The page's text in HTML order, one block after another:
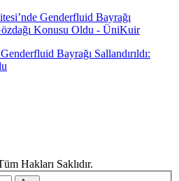
Bayrağı Sallandırıldı:
Hakları Saklıdır.